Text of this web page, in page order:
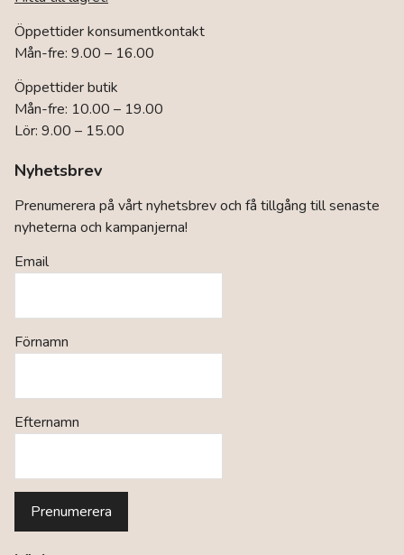
Öppettider konsumentkontakt
Mån-fre: 9.00 – 16.00
Öppettider butik
Mån-fre: 10.00 – 19.00
Lör: 9.00 – 15.00
Nyhetsbrev
Prenumerera på vårt nyhetsbrev och få tillgång till senaste
nyheterna och kampanjerna!
Email
Förnamn
Efternamn